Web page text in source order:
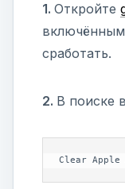
1. Откройте
сработать.
2. В поиске
Clear Apple